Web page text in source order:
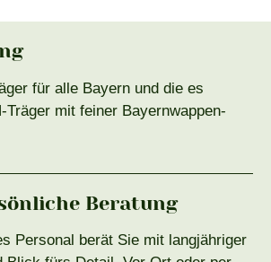
für alle Bayern und die es
Träger mit feiner Bayernwappen-
Beratung
Personal berät Sie mit langjähriger